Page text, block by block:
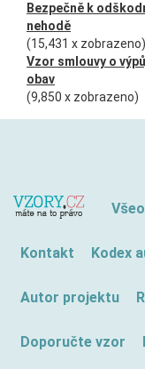
Bezpečně k
nehodě
(15,431 x zobrazeno)
Vzor smlouvy o
obav
(9,850 x zobrazeno)
Kontakt Kodex
Autor projektu
Doporučte vzor